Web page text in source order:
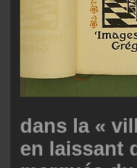
dans la «
en laissant